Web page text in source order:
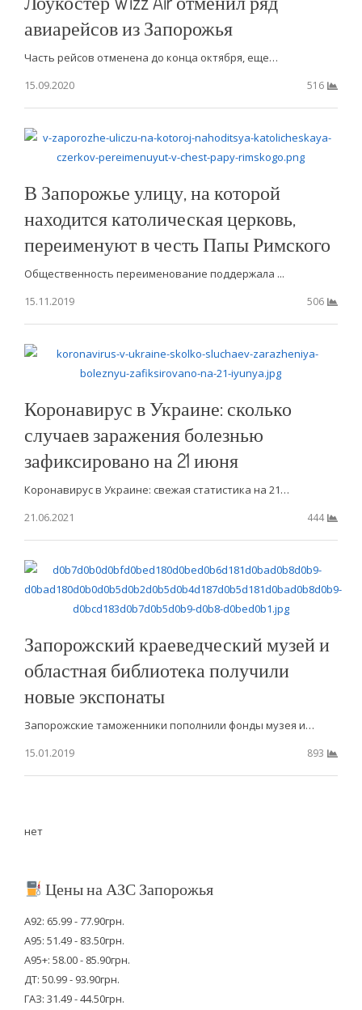
авиарейсов из Запорожья
Часть рейсов отменена до конца октября, еще…
15.09.2020
516
В Запорожье улицу, на которой
находится католическая церковь,
переименуют в честь Папы Римского
Общественность переименование поддержала ...
15.11.2019
506
Коронавирус в Украине: сколько
случаев заражения болезнью
зафиксировано на 21 июня
Коронавирус в Украине: свежая статистика на 21…
21.06.2021
444
Запорожский краеведческий музей и
областная библиотека получили
новые экспонаты
Запорожские таможенники пополнили фонды музея и…
15.01.2019
893
нет
Цены на АЗС Запорожья
А92: 65.99 - 77.90грн.
А95: 51.49 - 83.50грн.
А95+: 58.00 - 85.90грн.
ДТ: 50.99 - 93.90грн.
ГАЗ: 31.49 - 44.50грн.